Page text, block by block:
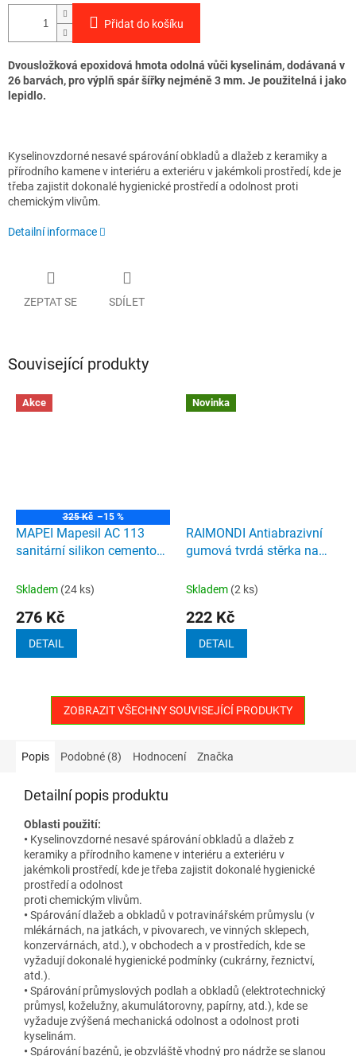
Přidat do košíku
Dvousložková epoxidová hmota odolná vůči kyselinám, dodávaná v
26 barvách, pro výplň spár šířky nejméně 3 mm. Je použitelná i jako
lepidlo.
Kyselinovzdorné nesavé spárování obkladů a dlažeb z keramiky a
přírodního kamene v interiéru a exteriéru v jakémkoli prostředí, kde je
třeba zajistit dokonalé hygienické prostředí a odolnost proti
chemickým vlivům.
Detailní informace
ZEPTAT SE SDÍLET
Související produkty
Akce
325 Kč –15 %
MAPEI Mapesil AC 113
sanitární silikon cementově
Skladem (24 ks)
276 Kč
DETAIL
Novinka
RAIMONDI Antiabrazivní
gumová tvrdá stěrka na
zelená
Skladem (2 ks)
222 Kč
DETAIL
ZOBRAZIT VŠECHNY SOUVISEJÍCÍ PRODUKTY
Popis Podobné (8) Hodnocení Značka
Detailní popis produktu
Oblasti použití:
• Kyselinovzdorné nesavé spárování obkladů a dlažeb z
keramiky a přírodního kamene v interiéru a exteriéru v
jakémkoli prostředí, kde je třeba zajistit dokonalé hygienické
prostředí a odolnost
proti chemickým vlivům.
•Spárování dlažeb a obkladů v potravinářském průmyslu (v
mlékárnách, na jatkách, v pivovarech, ve vinných sklepech,
konzervárnách, atd.), v obchodech a v prostředích, kde se
vyžadují dokonalé hygienické podmínky (cukrárny, řeznictví,
atd.).
•Spárování průmyslových podlah a obkladů (elektrotechnický
průmysl, koželužny, akumulátorovny, papírny, atd.), kde se
vyžaduje zvýšená mechanická odolnost a odolnost proti
kyselinám.
•Spárování bazénů, je obzvláště vhodný pro nádrže se slanou